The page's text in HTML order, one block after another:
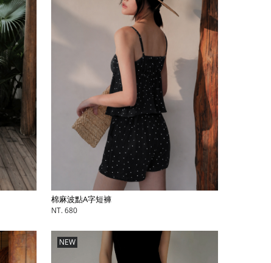
棉麻波點A字短褲
NT. 680
NEW